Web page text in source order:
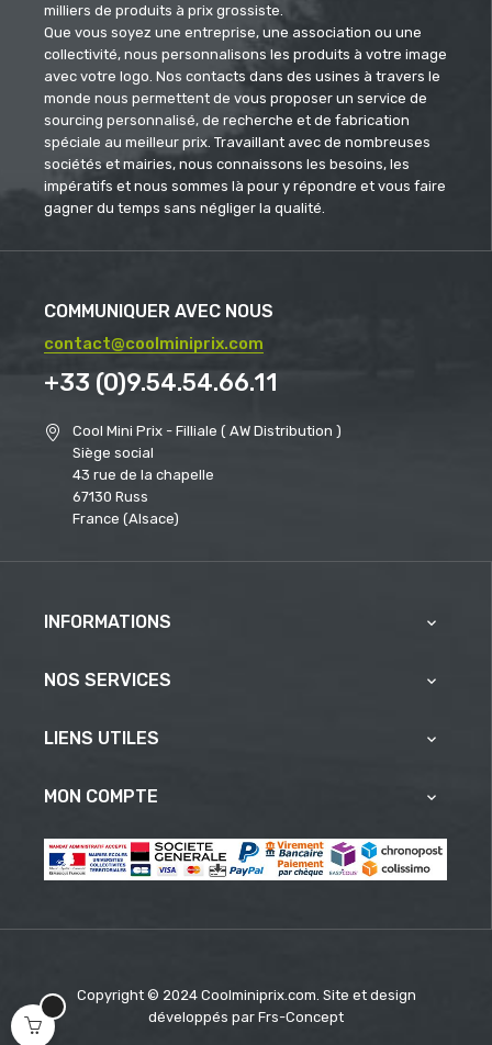
milliers de produits à prix grossiste.
Que vous soyez une entreprise, une association ou une
collectivité, nous personnalisons les produits à votre image
avec votre logo. Nos contacts dans des usines à travers le
monde nous permettent de vous proposer un service de
sourcing personnalisé, de recherche et de fabrication
spéciale au meilleur prix. Travaillant avec de nombreuses
sociétés et mairies, nous connaissons les besoins, les
impératifs et nous sommes là pour y répondre et vous faire
gagner du temps sans négliger la qualité.
COMMUNIQUER AVEC NOUS
contact@coolminiprix.com
+33 (0)9.54.54.66.11
Cool Mini Prix - Filliale ( AW Distribution )
Siège social
43 rue de la chapelle
67130 Russ
France (Alsace)
INFORMATIONS 
NOS SERVICES 
LIENS UTILES 
MON COMPTE 
Copyright © 2024 Coolminiprix.com. Site et design
développés par Frs-Concept